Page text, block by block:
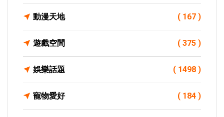
動漫天地 ( 167 )
遊戲空間 ( 375 )
娛樂話題 ( 1498 )
寵物愛好 ( 184 )